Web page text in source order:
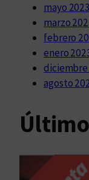
mayo 2023
marzo
febrero
enero
agosto